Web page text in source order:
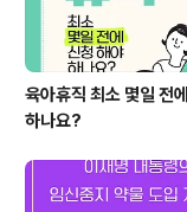
육아휴직 최소 몇일 전
하나요?